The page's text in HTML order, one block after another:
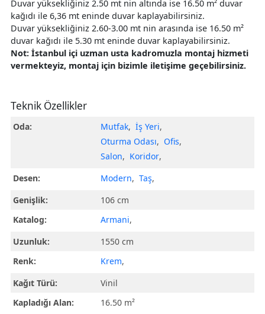
Duvar yüksekliğiniz 2.50 mt nin altında ise 16.50 m² duvar
kağıdı ile 6,36 mt eninde duvar kaplayabilirsiniz.
Duvar yüksekliğiniz 2.60-3.00 mt nin arasında ise 16.50 m²
duvar kağıdı ile 5.30 mt eninde duvar kaplayabilirsiniz.
Not: İstanbul içi uzman usta kadromuzla montaj hizmeti
vermekteyiz, montaj için bizimle iletişime geçebilirsiniz.
Teknik Özellikler
Oda: Mutfak, İş Yeri,
Oturma Odası, Ofis,
Salon, Koridor,
Desen:
Modern, Taş,
Genişlik:
106 cm
Katalog:
Armani,
Uzunluk:
1550 cm
Renk:
Krem,
Kağıt Türü:
Vinil
Kapladığı Alan:
16.50 m²